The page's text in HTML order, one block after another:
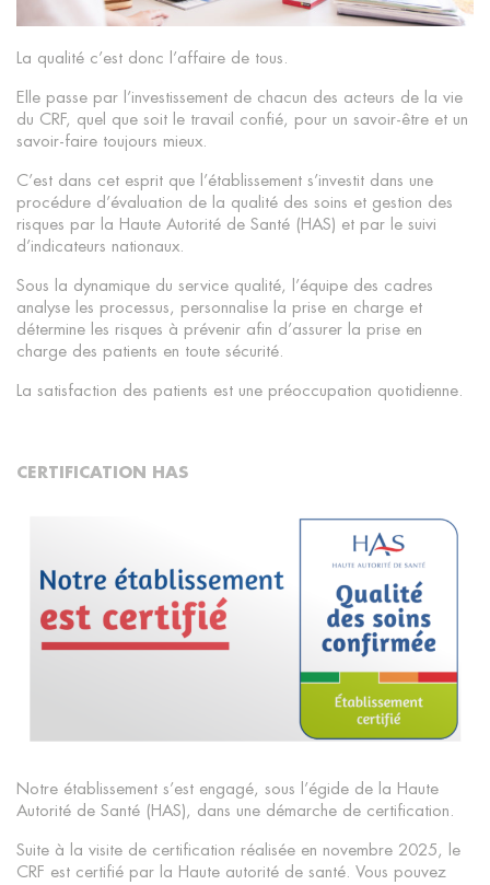
La qualité c’est donc l’affaire de tous.
Elle passe par l’investissement de chacun des acteurs de la vie
du CRF, quel que soit le travail confié, pour un savoir-être et un
savoir-faire toujours mieux.
C’est dans cet esprit que l’établissement s’investit dans une
procédure d’évaluation de la qualité des soins et gestion des
risques par la Haute Autorité de Santé (HAS) et par le suivi
d’indicateurs nationaux.
Sous la dynamique du service qualité, l’équipe des cadres
analyse les processus, personnalise la prise en charge et
détermine les risques à prévenir afin d’assurer la prise en
charge des patients en toute sécurité.
La satisfaction des patients est une préoccupation quotidienne.
CERTIFICATION HAS
Notre établissement s’est engagé, sous l’égide de la Haute
Autorité de Santé (HAS), dans une démarche de certification.
Suite à la visite de certification réalisée en novembre 2025, le
CRF est certifié par la Haute autorité de santé. Vous pouvez